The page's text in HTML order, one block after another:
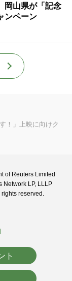
山県が「記念
ンペーン
！」上映に向けク
of Reuters Limited
Network LP, LLLP
reserved.
ト